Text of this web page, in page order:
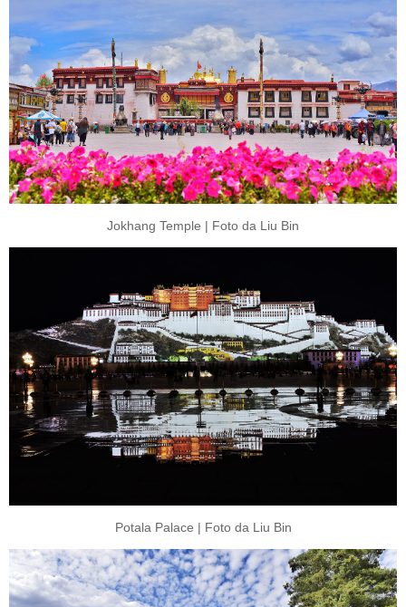
Jokhang Temple | Foto da Liu Bin
Potala Palace | Foto da Liu Bin